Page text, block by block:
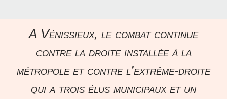
A Vénissieux, le combat continue
contre la droite installée à la
métropole et contre l’extrême-droite
qui a trois élus municipaux et un